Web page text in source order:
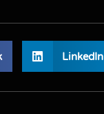
LinkedIn